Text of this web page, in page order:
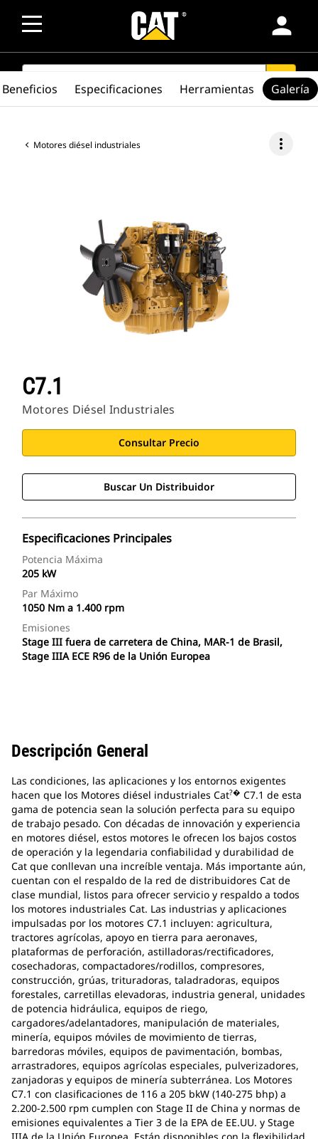
person
SEARCH search
Motores diésel industriales more_vert
C7.1
Motores Diésel Industriales
Consultar Precio
Buscar Un Distribuidor
Especificaciones Principales
Potencia Máxima
205 kW
Par Máximo
1050 Nm a 1.400 rpm
Emisiones
Stage III fuera de carretera de China, MAR-1 de Brasil,
Stage IIIA ECE R96 de la Unión Europea
Beneficios Especificaciones Herramientas Galería
Descripción General
Las condiciones, las aplicaciones y los entornos exigentes
hacen que los Motores diésel industriales Cat?� C7.1 de esta
gama de potencia sean la solución perfecta para su equipo
de trabajo pesado. Con décadas de innovación y experiencia
en motores diésel, estos motores le ofrecen los bajos costos
de operación y la legendaria confiabilidad y durabilidad de
Cat que conllevan una increíble ventaja. Más importante aún,
cuentan con el respaldo de la red de distribuidores Cat de
clase mundial, listos para ofrecer servicio y respaldo a todos
los motores industriales Cat. Las industrias y aplicaciones
impulsadas por los motores C7.1 incluyen: agricultura,
tractores agrícolas, apoyo en tierra para aeronaves,
plataformas de perforación, astilladoras/rectificadores,
cosechadoras, compactadores/rodillos, compresores,
construcción, grúas, trituradoras, taladradoras, equipos
forestales, carretillas elevadoras, industria general, unidades
de potencia hidráulica, equipos de riego,
cargadores/adelantadores, manipulación de materiales,
minería, equipos móviles de movimiento de tierras,
barredoras móviles, equipos de pavimentación, bombas,
arrastradores, equipos agrícolas especiales, pulverizadores,
zanjadoras y equipos de minería subterránea. Los Motores
C7.1 con clasificaciones de 116 a 205 bkW (140-275 bhp) a
2.200-2.500 rpm cumplen con Stage II de China y normas de
emisiones equivalentes a Tier 3 de la EPA de EE.UU. y Stage